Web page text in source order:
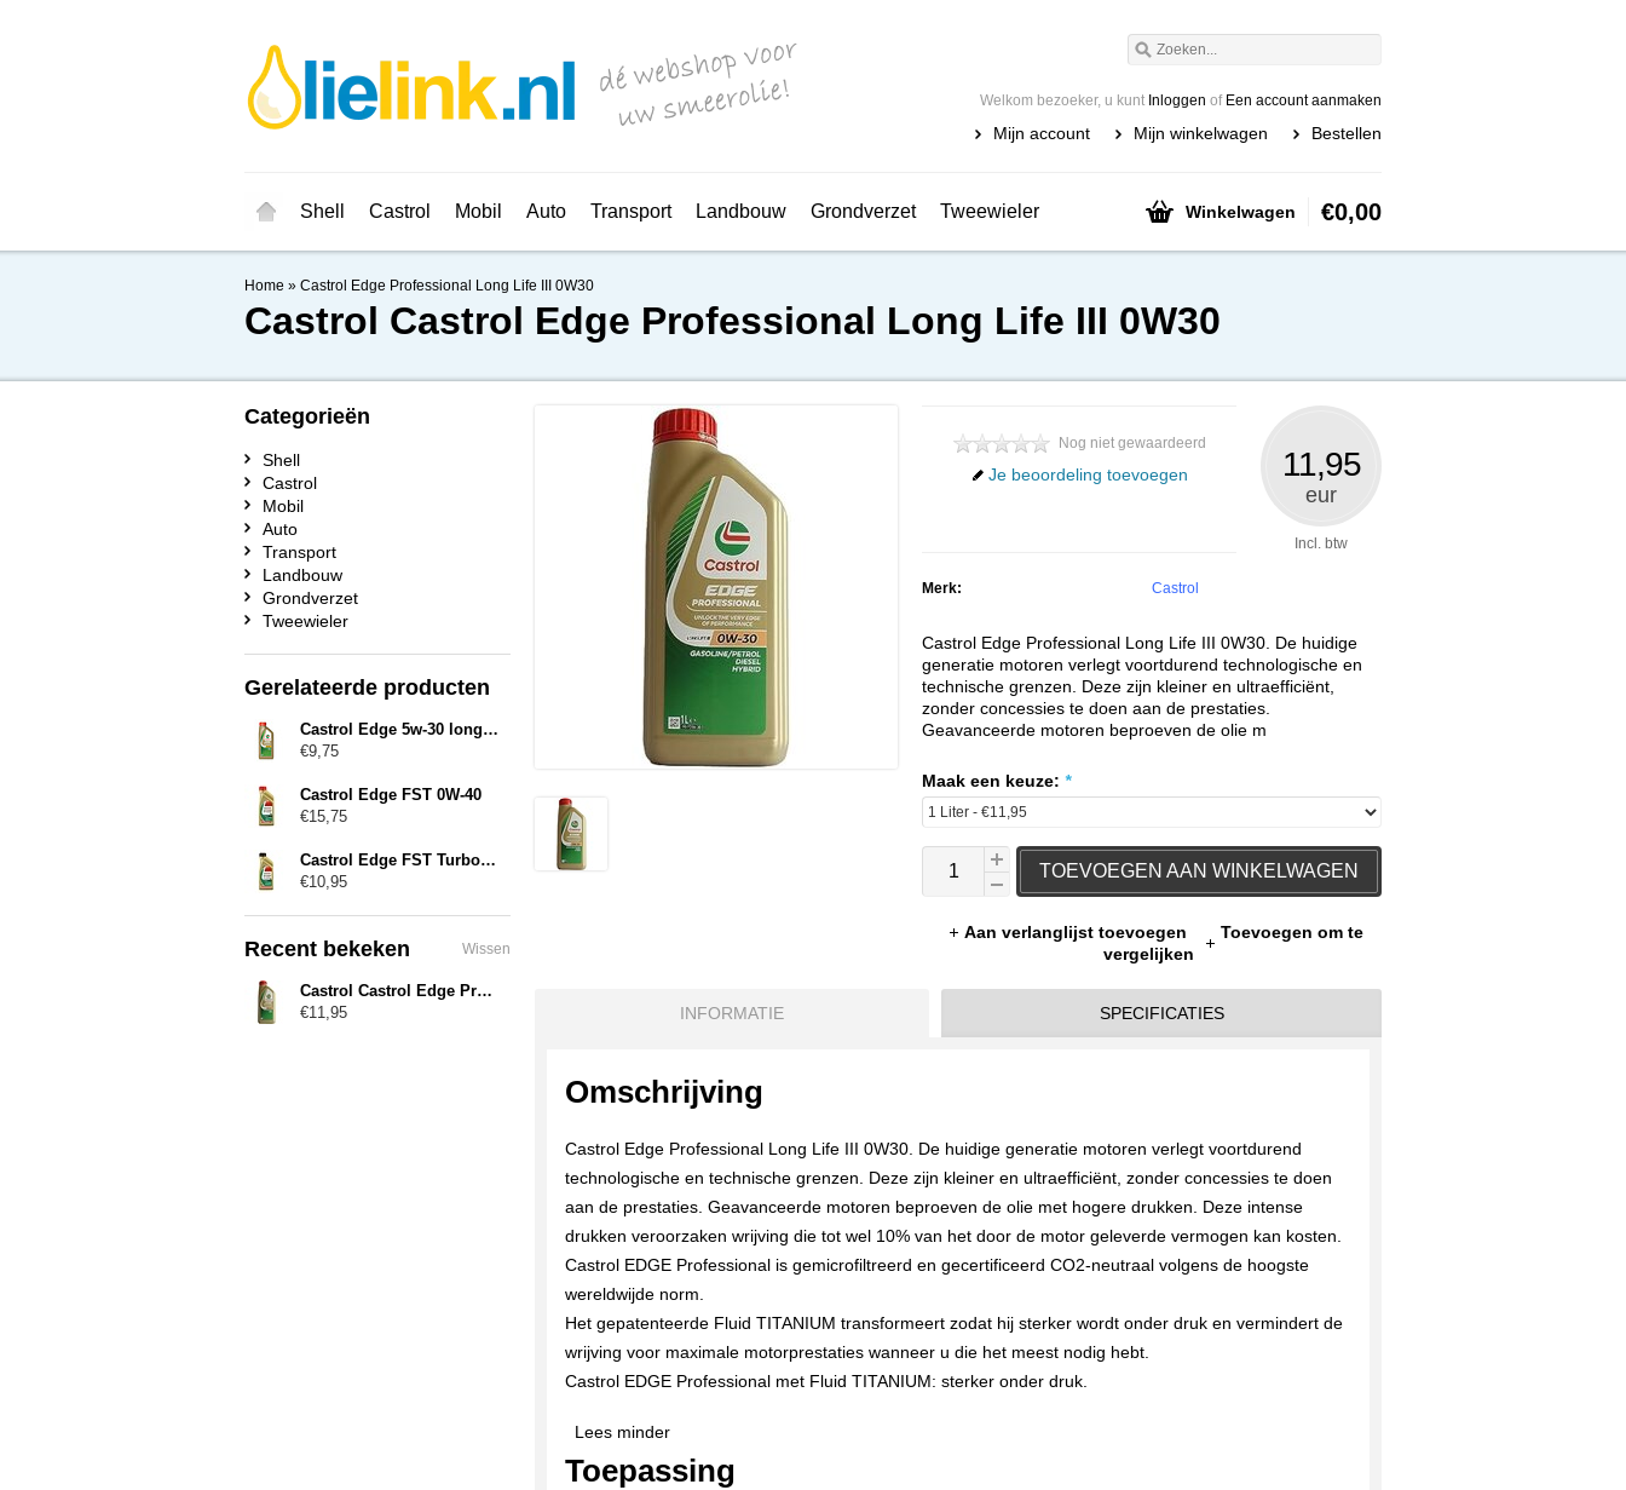
Welkom bezoeker, u kunt Inloggen of Een account aanmaken
Mijn account Mijn winkelwagen Bestellen
Shell Castrol Mobil Auto Transport Landbouw Grondverzet Tweewieler Winkelwagen €0,00
Home » Castrol Edge Professional Long Life III 0W30
Castrol Castrol Edge Professional Long Life III 0W30
11,95
eur
Incl. btw
Nog niet gewaardeerd
Je beoordeling toevoegen
Merk: Castrol
Castrol Edge Professional Long Life III 0W30. De huidige
generatie motoren verlegt voortdurend technologische en
technische grenzen. Deze zijn kleiner en ultraefficiënt,
zonder concessies te doen aan de prestaties.
Geavanceerde motoren beproeven de olie m
Maak een keuze: *
TOEVOEGEN AAN WINKELWAGEN
Aan verlanglijst toevoegen
Toevoegen om te
vergelijken
INFORMATIE SPECIFICATIES
Omschrijving
Castrol Edge Professional Long Life III 0W30. De huidige generatie motoren verlegt voortdurend
technologische en technische grenzen. Deze zijn kleiner en ultraefficiënt, zonder concessies te doen
aan de prestaties. Geavanceerde motoren beproeven de olie met hogere drukken. Deze intense
drukken veroorzaken wrijving die tot wel 10% van het door de motor geleverde vermogen kan kosten.
Castrol EDGE Professional is gemicrofiltreerd en gecertificeerd CO2-neutraal volgens de hoogste
wereldwijde norm.
Het gepatenteerde Fluid TITANIUM transformeert zodat hij sterker wordt onder druk en vermindert de
wrijving voor maximale motorprestaties wanneer u die het meest nodig hebt.
Castrol EDGE Professional met Fluid TITANIUM: sterker onder druk.
Lees minder
Toepassing
Categorieën
Shell
Castrol
Mobil
Auto
Transport
Landbouw
Grondverzet
Tweewieler
Gerelateerde producten
Castrol Edge 5w-30 longlife
€9,75
Castrol Edge FST 0W-40
€15,75
Castrol Edge FST Turbo Diesel 5W-40
€10,95
Recent bekeken Wissen
Castrol Castrol Edge Professional Long Life III 0W30
€11,95